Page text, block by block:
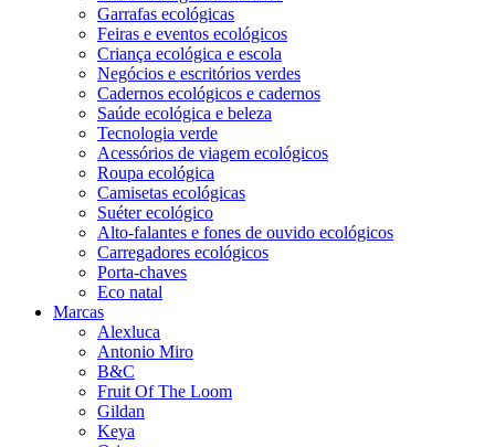
Garrafas ecológicas
Feiras e eventos ecológicos
Criança ecológica e escola
Negócios e escritórios verdes
Cadernos ecológicos e cadernos
Saúde ecológica e beleza
Tecnologia verde
Acessórios de viagem ecológicos
Roupa ecológica
Camisetas ecológicas
Suéter ecológico
Alto-falantes e fones de ouvido ecológicos
Carregadores ecológicos
Porta-chaves
Eco natal
Marcas
Alexluca
Antonio Miro
B&C
Fruit Of The Loom
Gildan
Keya